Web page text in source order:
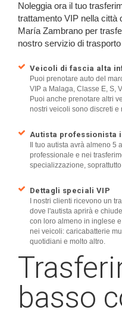
Noleggia ora il tuo
trattamento VIP nella città
María Zambrano per
nostro servizio di
Veicoli di fascia alta
Puoi prenotare auto del
VIP a Malaga, Classe E, S,
Puoi anche prenotare altri
nostri veicoli sono discreti
Autista professionista
Il tuo autista avrà almeno
professionale e nei
specializzazione,
Dettagli speciali VIP
I nostri clienti ricevono un
dove l'autista aprirà e
con loro almeno in inglese
nei veicoli: caricabatterie
quotidiani e molto altro.
basso